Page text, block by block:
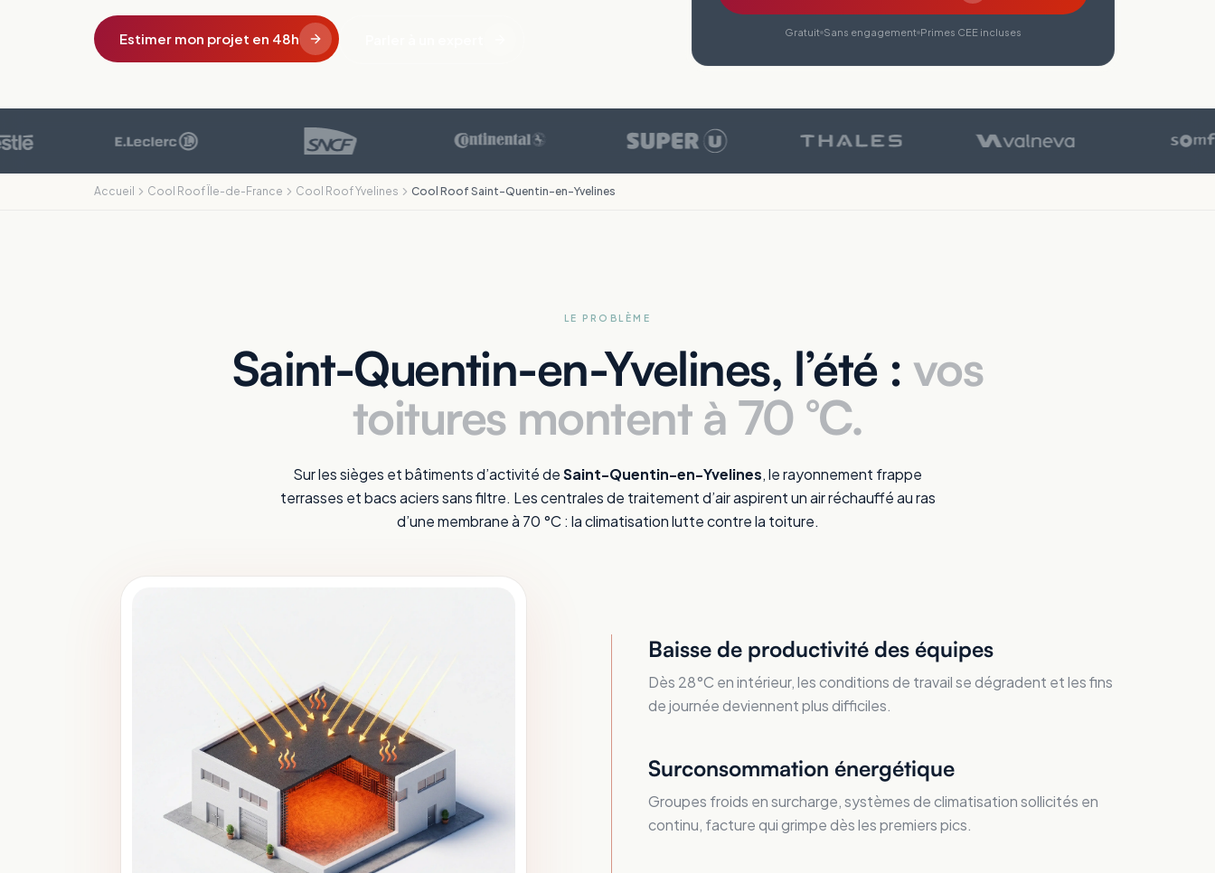
Estimer mon projet en 48h Gratuit Sans engagement Primes CEE incluses
Accueil Cool Roof Île-de-France Cool Roof Yvelines Cool Roof Saint-Quentin-en-Yvelines
LE PROBLÈME
Saint-Quentin-en-Yvelines, l’été : vos
toitures montent à 70 °C.
Sur les sièges et bâtiments d’activité deSaint-Quentin-en-Yvelines, le rayonnement frappe
terrasses et bacs aciers sans filtre. Les centrales de traitement d’air aspirent un air réchauffé au ras
d’une membrane à 70 °C : la climatisation lutte contre la toiture.
Baisse de productivité des équipes
Dès 28°C en intérieur, les conditions de travail se dégradent et les fins
de journée deviennent plus difficiles.
Surconsommation énergétique
Groupes froids en surcharge, systèmes de climatisation sollicités en
continu, facture qui grimpe dès les premiers pics.